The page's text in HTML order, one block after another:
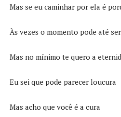
Mas se eu caminhar por ela é
Às vezes o momento pode até
Mas no mínimo te quero a
Eu sei que pode parecer loucura
Mas acho que você é a cura